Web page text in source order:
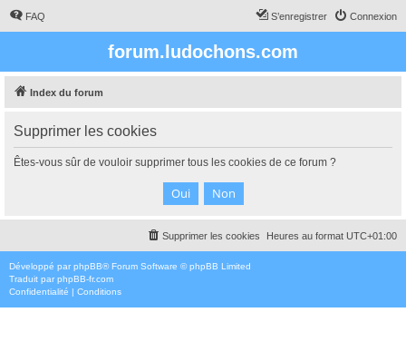
FAQ Connexion
S’enregistrer
forum.ludochons.com
Index du forum
Supprimer les cookies
Êtes-vous sûr de vouloir supprimer tous les cookies de ce forum ?
Heures au format UTC+01:00
Supprimer les cookies
Développé par phpBB® Forum Software © phpBB Limited
Traduit par phpBB-fr.com
Confidentialité | Conditions